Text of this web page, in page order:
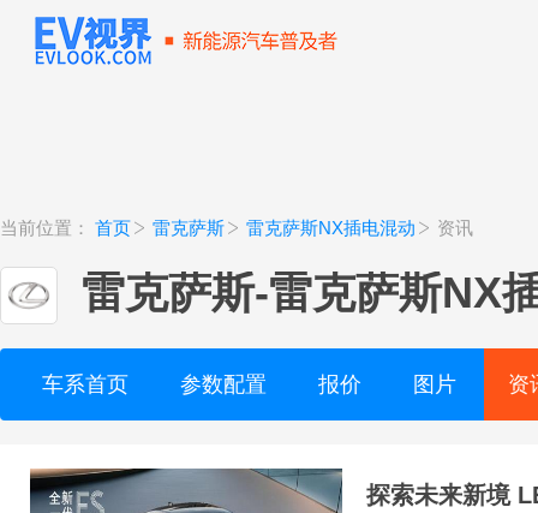
当前位置： 首页 雷克萨斯 雷克萨斯NX插电混动 资讯
雷克萨斯-雷克萨斯NX
车系首页 参数配置 报价 图片 资
探索未来新境